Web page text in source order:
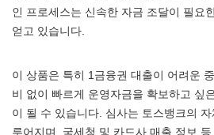
인 프로세스는 신속한 자금 조달이 필요
얻고 있습니다.
이 상품은 특히 1금융권 대출이 어려운
비 없이 빠르게 운영자금을 확보하고 싶
이 될 수 있습니다. 심사는 토스뱅크의
루어지며, 국세청 및 카드사 매출 정보